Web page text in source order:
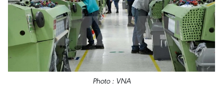
Photo : VNA